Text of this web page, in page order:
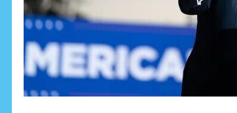
r
a
d
a